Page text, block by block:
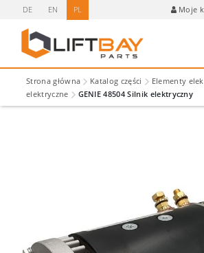
DE EN PL Moje
Strona główna Katalog części Elementy
elektryczne
GENIE 48504 Silnik elektryczny